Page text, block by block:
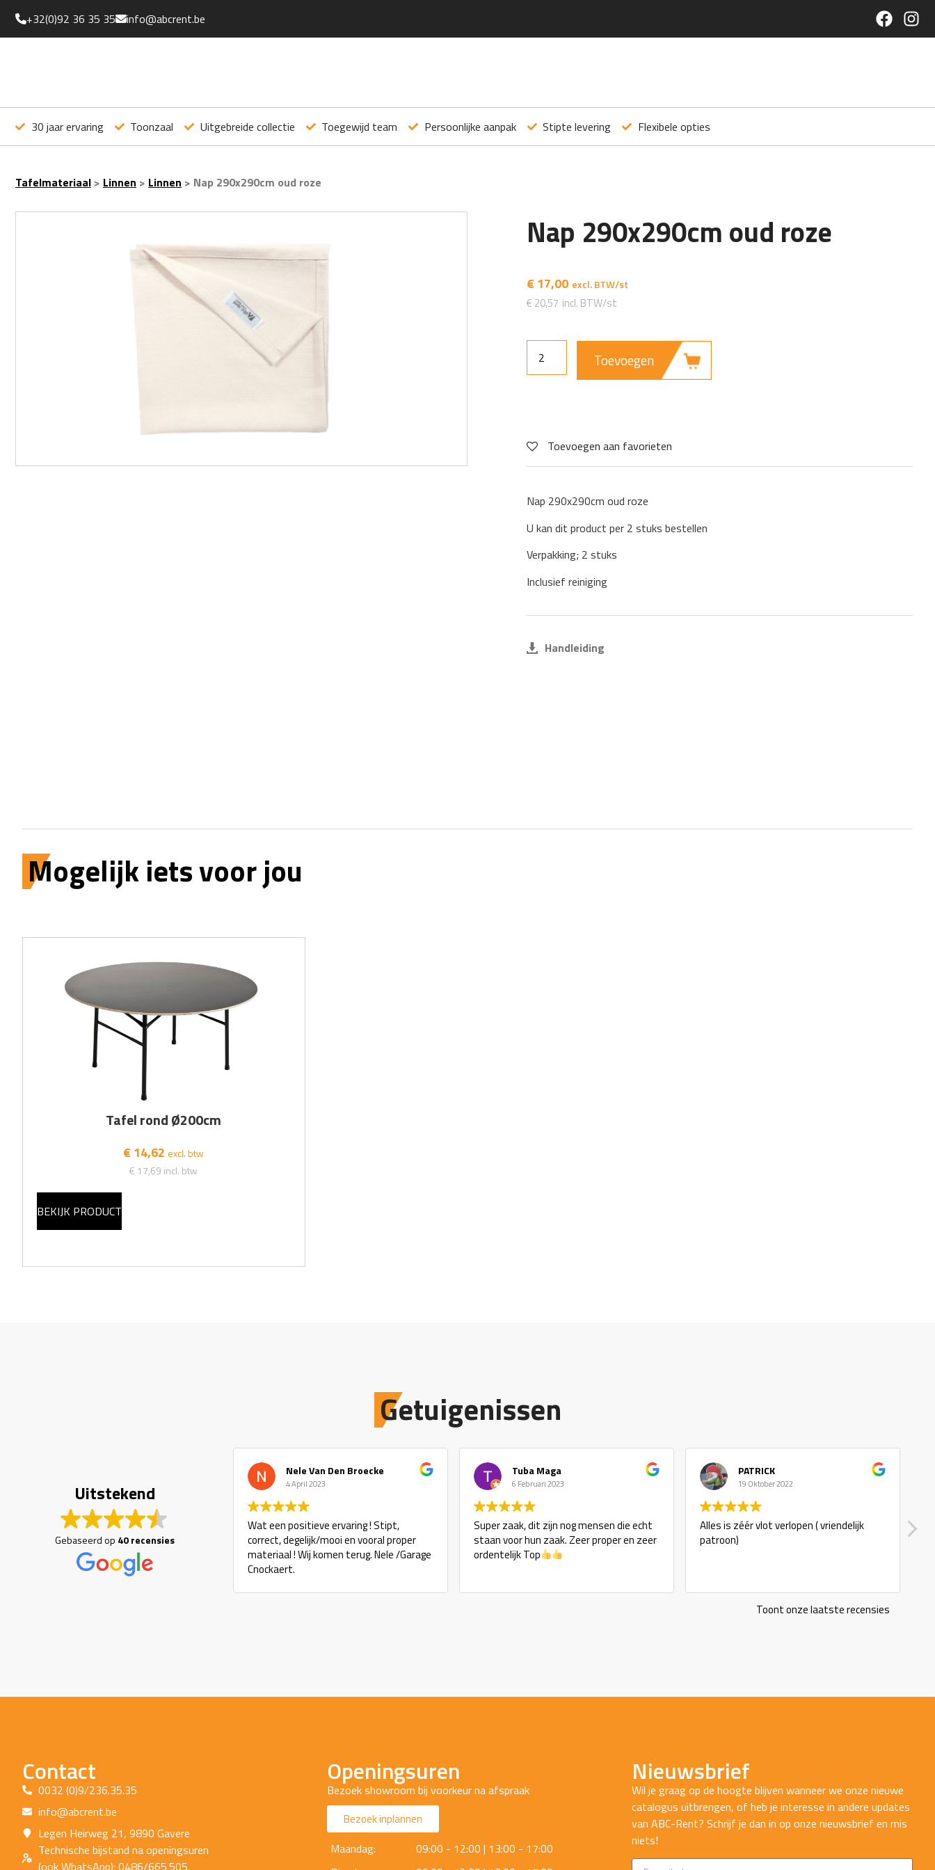
+32(0)92 36 35 35 info@abcrent.be
30 jaar ervaring Toonzaal Uitgebreide collectie Toegewijd team Persoonlijke aanpak Stipte levering Flexibele opties
Tafelmateriaal > Linnen > Linnen > Nap 290x290cm oud roze
Nap 290x290cm oud roze
€ 17,00
€ 20,57
Toevoegen
Toevoegen aan favorieten
Nap 290x290cm oud roze
U kan dit product per 2 stuks bestellen
Verpakking; 2 stuks
Inclusief reiniging
Handleiding
Mogelijk iets voor jou
Tafel rond Ø200cm
€ 14,62 excl. btw
€ 17,69 incl. btw
BEKIJK PRODUCT
Getuigenissen
Uitstekend
Gebaseerd op 40 recensies
Nele Van Den Broecke
4 April 2023
Wat een positieve ervaring ! Stipt,
correct, degelijk/mooi en vooral proper
materiaal ! Wij komen terug. Nele /Garage
Cnockaert.
Tuba Maga
6 Februari 2023
Super zaak, dit zijn nog mensen die echt
staan voor hun zaak. Zeer proper en zeer
ordentelijk Top
PATRICK
19 Oktober 2022
Alles is zéér vlot verlopen ( vriendelijk
patroon)
Toont onze laatste recensies
Contact
0032 (0)9/236.35.35
info@abcrent.be
Legen Heirweg 21, 9890 Gavere
Technische bijstand na openingsuren
(ook WhatsApp): 0486/665.505
Openingsuren
Bezoek showroom bij voorkeur na afspraak
Bezoek inplannen
Maandag:
09:00 - 12:00 | 13:00 - 17:00
Nieuwsbrief
Wil je graag op de hoogte blijven wanneer we onze nieuwe
catalogus uitbrengen, of heb je interesse in andere updates
van ABC-Rent? Schrijf je dan in op onze nieuwsbrief en mis
niets!